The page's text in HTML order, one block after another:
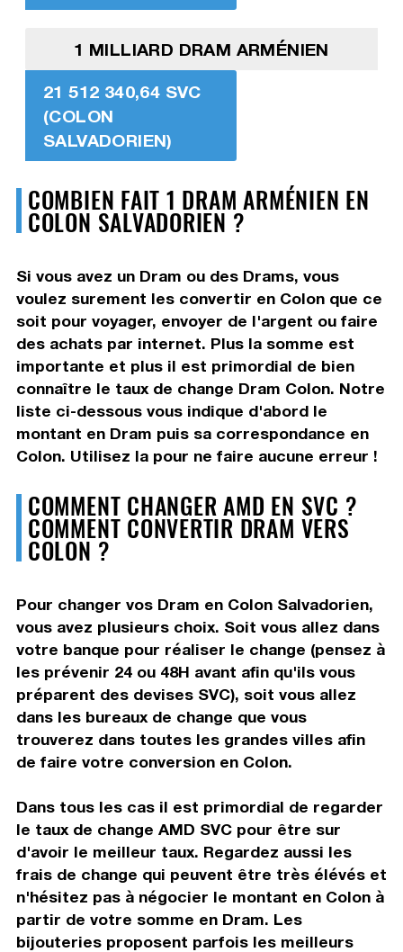
1 MILLIARD DRAM ARMÉNIEN
21 512 340,64 SVC
(COLON
SALVADORIEN)
COMBIEN FAIT 1 DRAM ARMÉNIEN EN
COLON SALVADORIEN ?
Si vous avez un Dram ou des Drams, vous
voulez surement les convertir en Colon que ce
soit pour voyager, envoyer de l'argent ou faire
des achats par internet. Plus la somme est
importante et plus il est primordial de bien
connaître le taux de change Dram Colon. Notre
liste ci-dessous vous indique d'abord le
montant en Dram puis sa correspondance en
Colon. Utilisez la pour ne faire aucune erreur !
COMMENT CHANGER AMD EN SVC ?
COMMENT CONVERTIR DRAM VERS
COLON ?
Pour changer vos Dram en Colon Salvadorien,
vous avez plusieurs choix. Soit vous allez dans
votre banque pour réaliser le change (pensez à
les prévenir 24 ou 48H avant afin qu'ils vous
préparent des devises SVC), soit vous allez
dans les bureaux de change que vous
trouverez dans toutes les grandes villes afin
de faire votre conversion en Colon.
Dans tous les cas il est primordial de regarder
le taux de change AMD SVC pour être sur
d'avoir le meilleur taux. Regardez aussi les
frais de change qui peuvent être très élévés et
n'hésitez pas à négocier le montant en Colon à
partir de votre somme en Dram. Les
bijouteries proposent parfois les meilleurs